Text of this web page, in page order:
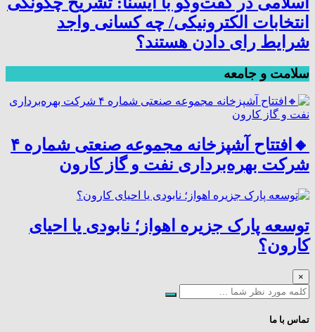
انتخابات الکترونیکی/ چه کسانی واجد
شرایط رای دادن هستند؟
سلامت و جامعه
🔸افتتاح آشپزخانه مجموعه صنعتی شماره ۴
شرکت بهره‌برداری نفت و گاز کارون
توسعه پارک جزیره اهواز؛ نابودی یا احیای
کارون؟
×
تماس با ما